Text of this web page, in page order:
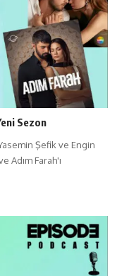
Sezon
Şefik ve Engin
Adım Farah'ı